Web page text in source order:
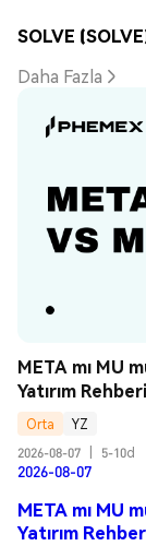
SOLVE
Daha Fazla
META mı MU
Yatırım Rehberi
Orta
YZ
2026-08-07
5-10d
2026-08-07
META mı MU
Yatırım